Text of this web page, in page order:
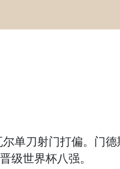
单刀射门打偏。门
级世界杯八强。